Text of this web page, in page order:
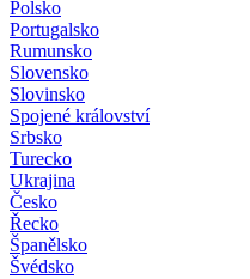
Polsko
Portugalsko
Rumunsko
Slovensko
Slovinsko
Spojené království
Srbsko
Turecko
Ukrajina
Česko
Řecko
Španělsko
Švédsko